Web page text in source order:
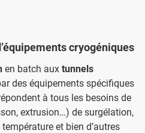
cryogéniques
en batch aux tunnels
des équipements spécifiques
à tous les besoins de
extrusion…) de surgélation,
et bien d’autres